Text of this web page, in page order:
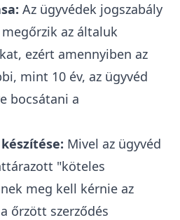
Az ügyvédek jogszabály
megőrzik az általuk
ezért amennyiben az
mint 10 év, az ügyvéd
bocsátani a
Mivel az ügyvéd
"köteles
meg kell kérnie az
őrzött szerződés